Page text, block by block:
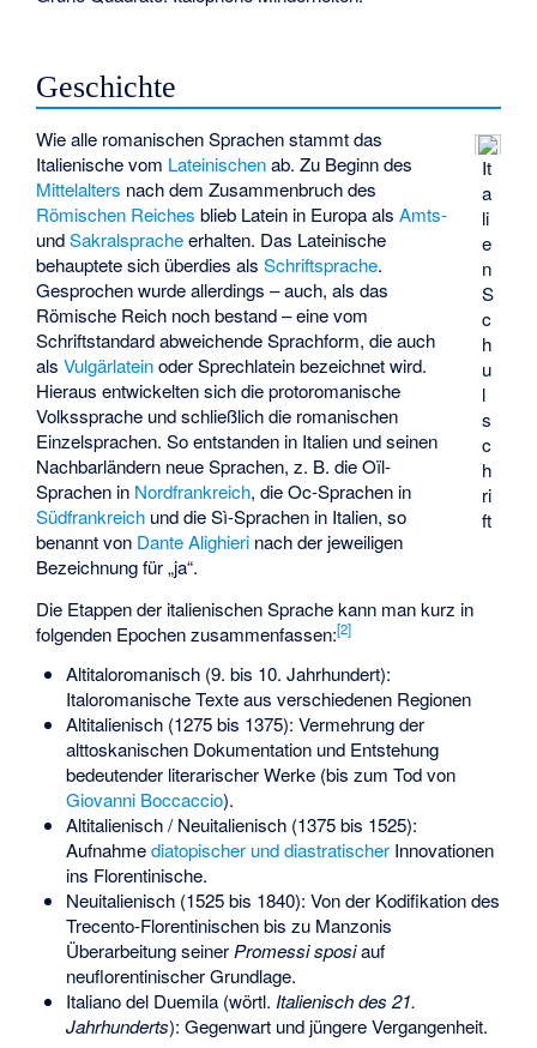
Geschichte
It
a
li
e
n
S
c
h
u
l
s
c
h
ri
ft
Wie alle romanischen Sprachen stammt das
Italienische vom Lateinischenab. Zu Beginn des
Mittelalters nach dem Zusammenbruch des
Römischen Reiches blieb Latein in Europa alsAmts-
undSakralspracheerhalten. Das Lateinische
behauptete sich überdies alsSchriftsprache.
Gesprochen wurde allerdings – auch, als das
Römische Reich noch bestand – eine vom
Schriftstandard abweichende Sprachform, die auch
alsVulgärlateinoder Sprechlatein bezeichnet wird.
Hieraus entwickelten sich die protoromanische
Volkssprache und schließlich die romanischen
Einzelsprachen. So entstanden in Italien und seinen
Nachbarländern neue Sprachen, z. B. dieOïl-
Sprachen in Nordfrankreich, dieOc-Sprachen in
Südfrankreich und dieSì-Sprachen in Italien, so
benannt von Dante Alighieri nach der jeweiligen
Bezeichnung für „ja“.
Die Etappen der italienischen Sprache kann man kurz in
folgenden Epochen zusammenfassen:[2]
Altitaloromanisch (9. bis 10. Jahrhundert):
Italoromanische Texte aus verschiedenen Regionen
Altitalienisch (1275 bis 1375): Vermehrung der
alttoskanischen Dokumentation und Entstehung
bedeutender literarischer Werke (bis zum Tod von
Giovanni Boccaccio).
Altitalienisch / Neuitalienisch (1375 bis 1525):
Aufnahmediatopischer und diastratischerInnovationen
ins Florentinische.
Neuitalienisch (1525 bis 1840): Von der Kodifikation des
Trecento-Florentinischen bis zu Manzonis
Überarbeitung seiner Promessi sposiauf
neuflorentinischer Grundlage.
Italiano del Duemila (wörtl. Italienisch des 21.
Jahrhunderts): Gegenwart und jüngere Vergangenheit.